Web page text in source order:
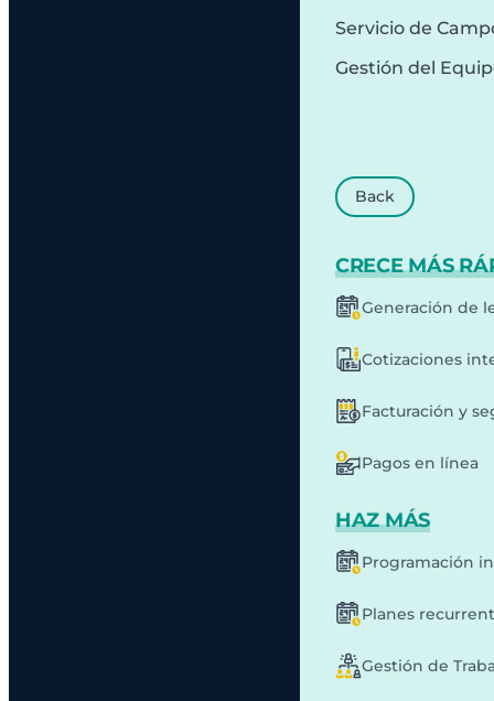
Servicio de
Gestión del
Back
CRECE MÁS
Generación de
Cotizaciones
Facturación y
Pagos en línea
HAZ MÁS
Programación
Planes
Gestión de